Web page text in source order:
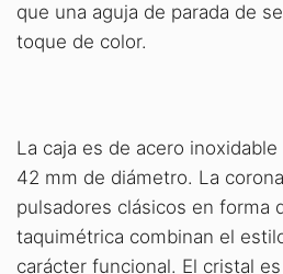
que una aguja de parada de
toque de color.
La caja es de acero
42 mm de diámetro. La
pulsadores clásicos en forma
taquimétrica combinan el
carácter funcional. El cristal